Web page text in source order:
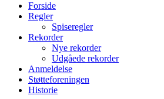
Forside
Regler
Spiseregler
Rekorder
Nye rekorder
Udgåede rekorder
Anmeldelse
Støtteforeningen
Historie